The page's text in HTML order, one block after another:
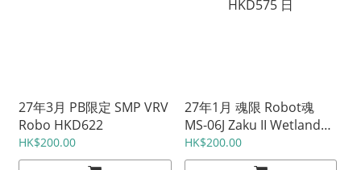
27年3月 PB限定 SMP VRV
Robo HKD622
HK$200.00
27年1月 魂限 Robot魂
MS-06J Zaku II Wetland
Type -MS Museum-
HKD575 日
HK$200.00